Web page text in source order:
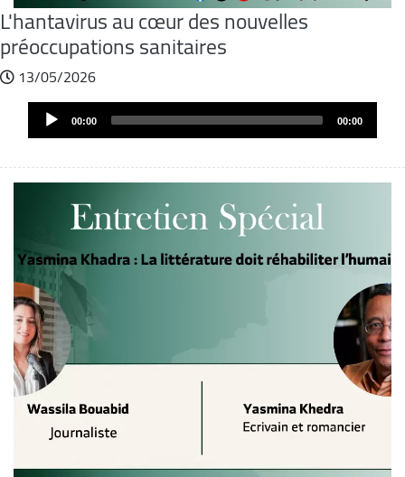
L'hantavirus au cœur des nouvelles
préoccupations sanitaires
13/05/2026
Fichier
Audio
Player 00:00 00:00